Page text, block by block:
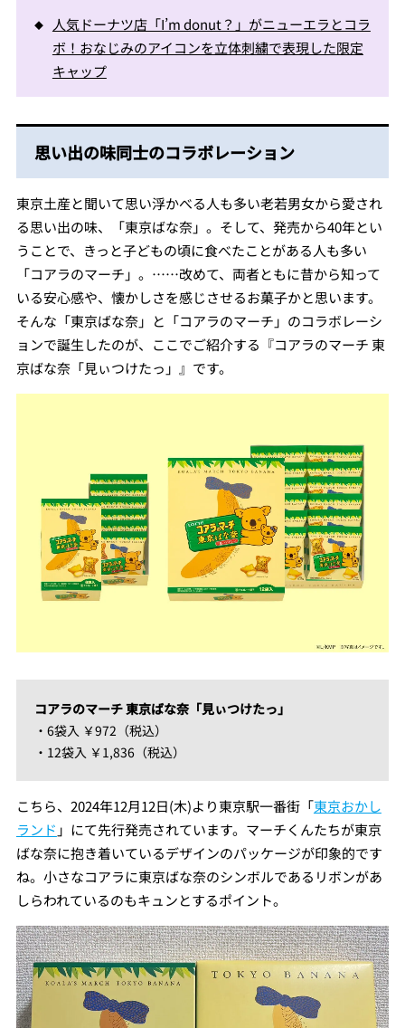
人気ドーナツ店「I’m donut？」がニューエラとコラ
ボ！おなじみのアイコンを立体刺繍で表現した限定
キャップ
思い出の味同士のコラボレーション
東京土産と聞いて思い浮かべる人も多い老若男女から愛され
る思い出の味、「東京ばな奈」。そして、発売から40年とい
うことで、きっと子どもの頃に食べたことがある人も多い
「コアラのマーチ」。……改めて、両者ともに昔から知って
いる安心感や、懐かしさを感じさせるお菓子かと思います。
そんな「東京ばな奈」と「コアラのマーチ」のコラボレーシ
ョンで誕生したのが、ここでご紹介する『コアラのマーチ 東
京ばな奈「見ぃつけたっ」』です。
コアラのマーチ 東京ばな奈「見ぃつけたっ」
・6袋入 ￥972（税込）
・12袋入 ￥1,836（税込）
こちら、2024年12月12日(木)より東京駅一番街「東京おかし
ランド 」にて先行発売されています。マーチくんたちが東京
ばな奈に抱き着いているデザインのパッケージが印象的です
ね。小さなコアラに東京ばな奈のシンボルであるリボンがあ
しらわれているのもキュンとするポイント。